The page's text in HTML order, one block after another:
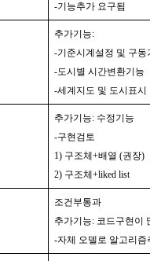
-기능추가 요구됨
추가기능:
-기준시계설정 및 구동
-도시별 시간변환기능
-세계지도 및 도시표시
추가기능: 수정기능
-구현검토
1) 구조체+배열 (권장)
2) 구조체+liked list
조건부통과
추가기능: 코드구현이
-자체 오델로 알고리즘